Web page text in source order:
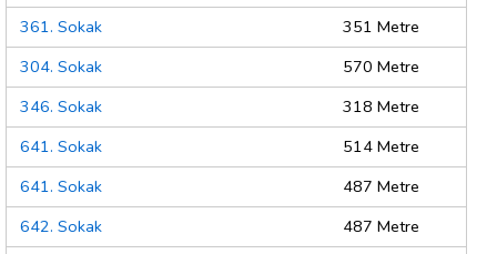
361. Sokak
351 Metre
304. Sokak
570 Metre
346. Sokak
318 Metre
641. Sokak
514 Metre
641. Sokak
487 Metre
642. Sokak
487 Metre